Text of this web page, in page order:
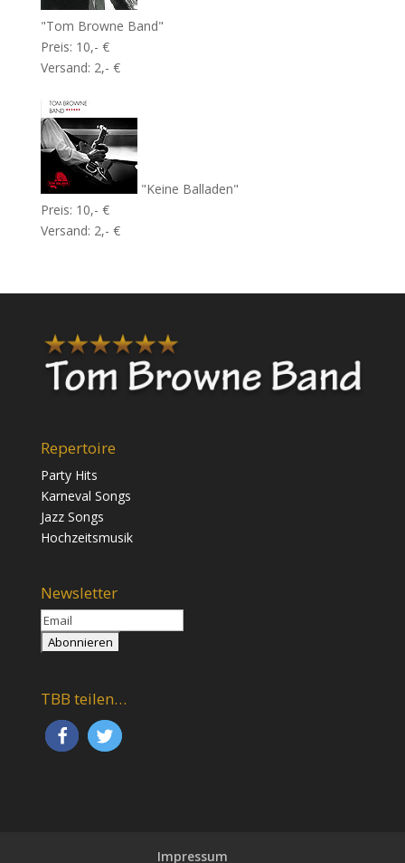
"Tom Browne Band"
Preis: 10,- €
Versand: 2,- €
"Keine Balladen"
Preis: 10,- €
Versand: 2,- €
Repertoire
Party Hits
Karneval Songs
Jazz Songs
Hochzeitsmusik
Newsletter
TBB teilen…
Impressum